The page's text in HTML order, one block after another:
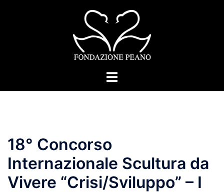
Toggle
18° Concorso
Internazionale Scultura da
Vivere “Crisi/Sviluppo” – I